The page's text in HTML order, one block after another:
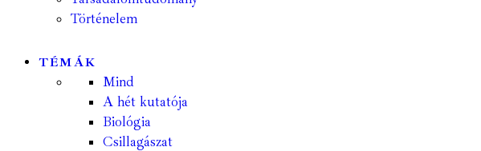
Történelem
TÉMÁK
Mind
A hét kutatója
Biológia
Csillagászat